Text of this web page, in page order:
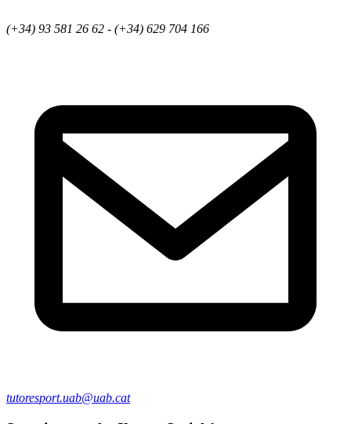
(+34) 93 581 26 62 - (+34) 629 704 166
tutoresport.uab@uab.cat